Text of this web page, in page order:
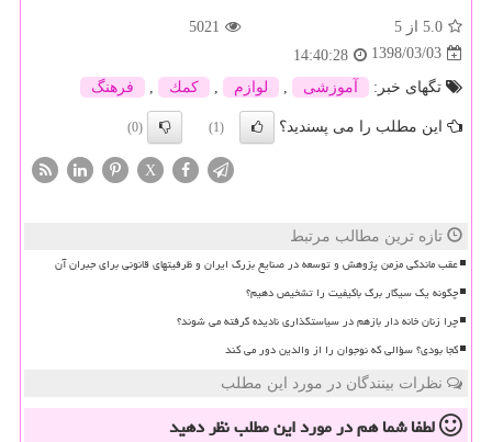
5.0 از 5
5021
1398/03/03
14:40:28
تگهای خبر:
آموزشی لوازم كمك فرهنگ
این مطلب را می پسندید؟ (1)
(0)
X
تازه ترین مطالب مرتبط
عقب ماندگی مزمن پژوهش و توسعه در صنایع بزرگ ایران و ظرفیتهای قانونی برای جبران آن
چگونه یک سیگار برگ باکیفیت را تشخیص دهیم؟
چرا زنان خانه دار بازهم در سیاستگذاری نادیده گرفته می شوند؟
کجا بودی؟ سؤالی که نوجوان را از والدین دور می کند
نظرات بینندگان در مورد این مطلب
لطفا شما همدر مورد این مطلبنظر دهید